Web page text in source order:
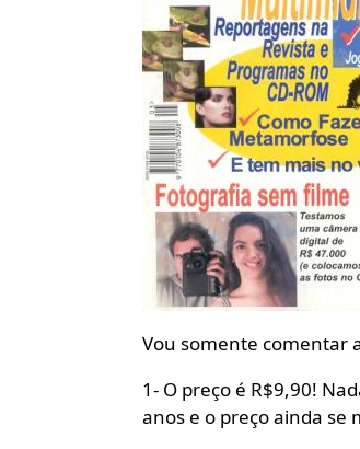
Vou somente comentar
1- O preço é R$9,90!
anos e o preço ainda se